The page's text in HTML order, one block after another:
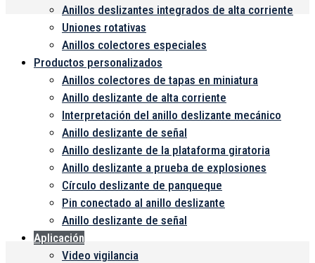
Anillos deslizantes integrados de alta corriente
Uniones rotativas
Anillos colectores especiales
Productos personalizados
Anillos colectores de tapas en miniatura
Anillo deslizante de alta corriente
Interpretación del anillo deslizante mecánico
Anillo deslizante de señal
Anillo deslizante de la plataforma giratoria
Anillo deslizante a prueba de explosiones
Círculo deslizante de panqueque
Pin conectado al anillo deslizante
Anillo deslizante de señal
Aplicación
Video vigilancia